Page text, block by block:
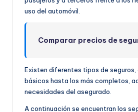
uso del automóvil.
Comparar precios de
Existen diferentes tipos de seguros,
básicos hasta los más completos,
necesidades del asegurado.
A continuación se encuentran los